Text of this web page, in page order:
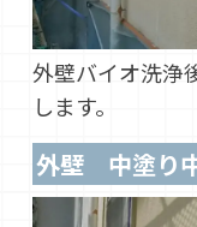
外壁バイオ洗浄
します。
外壁 中塗り